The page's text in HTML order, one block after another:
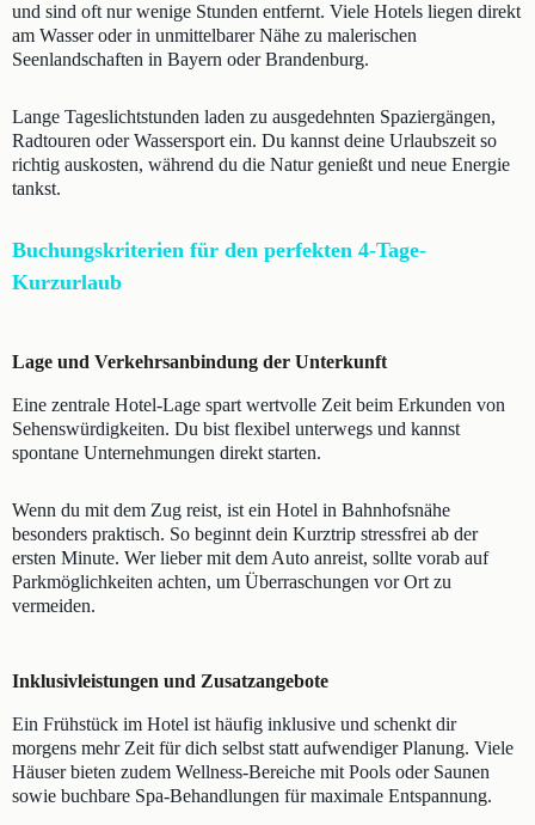
und sind oft nur wenige Stunden entfernt. Viele Hotels liegen direkt
am Wasser oder in unmittelbarer Nähe zu malerischen
Seenlandschaften in Bayern oder Brandenburg.
Lange Tageslichtstunden laden zu ausgedehnten Spaziergängen,
Radtouren oder Wassersport ein. Du kannst deine Urlaubszeit so
richtig auskosten, während du die Natur genießt und neue Energie
tankst.
Buchungskriterien für den perfekten 4-Tage-
Kurzurlaub
Lage und Verkehrsanbindung der Unterkunft
Eine zentrale Hotel-Lage spart wertvolle Zeit beim Erkunden von
Sehenswürdigkeiten. Du bist flexibel unterwegs und kannst
spontane Unternehmungen direkt starten.
Wenn du mit dem Zug reist, ist ein Hotel in Bahnhofsnähe
besonders praktisch. So beginnt dein Kurztrip stressfrei ab der
ersten Minute. Wer lieber mit dem Auto anreist, sollte vorab auf
Parkmöglichkeiten achten, um Überraschungen vor Ort zu
vermeiden.
Inklusivleistungen und Zusatzangebote
Ein Frühstück im Hotel ist häufig inklusive und schenkt dir
morgens mehr Zeit für dich selbst statt aufwendiger Planung. Viele
Häuser bieten zudem Wellness-Bereiche mit Pools oder Saunen
sowie buchbare Spa-Behandlungen für maximale Entspannung.